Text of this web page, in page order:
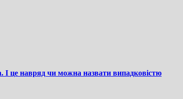
І це навряд чи можна назвати випадковістю